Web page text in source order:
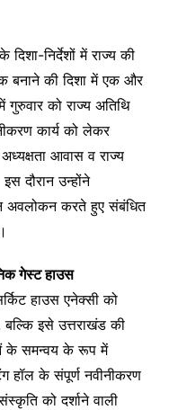
gr
a
m
e
निर्देशों में राज्य की
बनाने की दिशा में एक और
गुरुवार को राज्य अतिथि
कार्य को लेकर
आवास व राज्य
दौरान उन्होंने
अवलोकन करते हुए संबंधित
गेस्ट हाउस
हाउस एनेक्सी को
इसे उत्तराखंड की
के समन्वय के रूप में
हॉल के संपूर्ण नवीनीकरण
को दर्शाने वाली